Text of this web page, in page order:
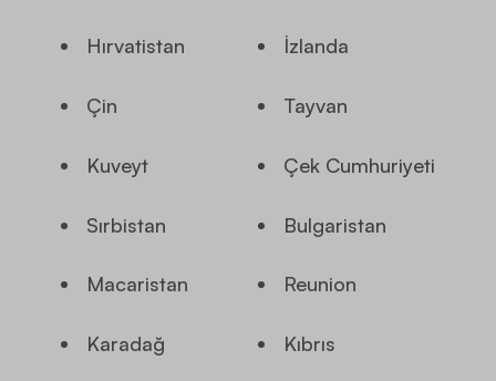
Hırvatistan İzlanda
Çin Tayvan
Kuveyt Çek Cumhuriyeti
Sırbistan Bulgaristan
Macaristan Reunion
Karadağ Kıbrıs